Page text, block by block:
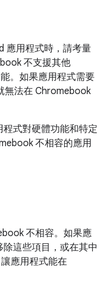
應用程式時，請考量
不支援其他
。如果應用程式需要
無法在 Chromebook
程式對硬體功能和特定
不相容的應用
不相容。如果應
這些項目，或在其中
應用程式能在